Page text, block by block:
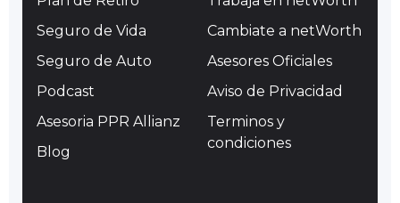
Seguro de Vida
Seguro de Auto
Podcast
Asesoria PPR Allianz
Blog
Cambiate a netWorth
Asesores Oficiales
Aviso de Privacidad
Terminos y
condiciones